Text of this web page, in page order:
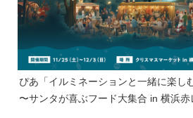
ぴあ「イルミネーションと一緒に楽し
〜サンタが喜ぶフード大集合 in 横浜赤